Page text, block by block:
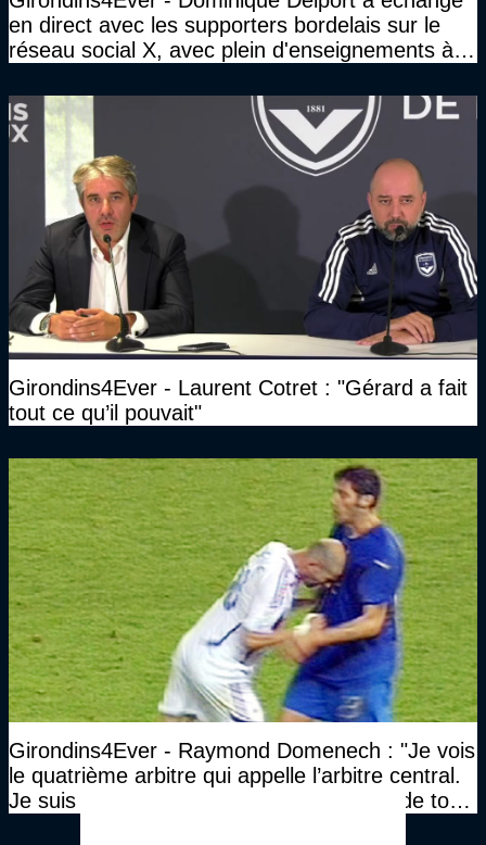
en direct avec les supporters bordelais sur le
réseau social X, avec plein d'enseignements à la
Girondins4Ever - Laurent Cotret : "Gérard a fait
tout ce qu’il pouvait"
Girondins4Ever - Raymond Domenech : "Je vois
le quatrième arbitre qui appelle l’arbitre central.
Je suis à vingt mètres de lui, je l’ai traité de tous